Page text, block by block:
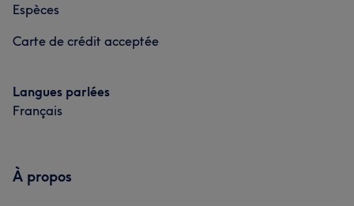
Espèces
Carte de crédit acceptée
Langues parlées
Français
À propos